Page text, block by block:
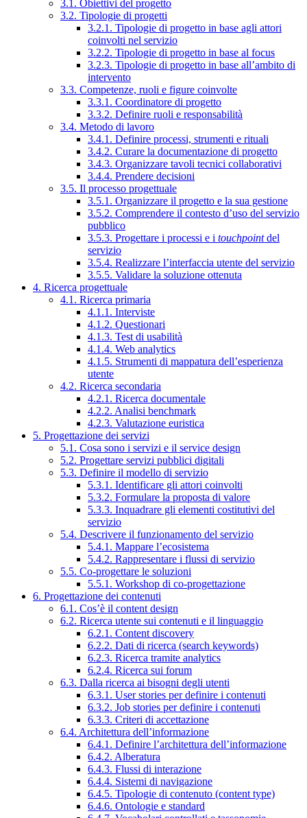
3.1. Obiettivi del progetto
3.2. Tipologie di progetti
3.2.1. Tipologie di progetto in base agli attori
coinvolti nel servizio
3.2.2. Tipologie di progetto in base al focus
3.2.3. Tipologie di progetto in base all’ambito di
intervento
3.3. Competenze, ruoli e figure coinvolte
3.3.1. Coordinatore di progetto
3.3.2. Definire ruoli e responsabilità
3.4. Metodo di lavoro
3.4.1. Definire processi, strumenti e rituali
3.4.2. Curare la documentazione di progetto
3.4.3. Organizzare tavoli tecnici collaborativi
3.4.4. Prendere decisioni
3.5. Il processo progettuale
3.5.1. Organizzare il progetto e la sua gestione
3.5.2. Comprendere il contesto d’uso del servizio
pubblico
3.5.3. Progettare i processi e i touchpointdel
servizio
3.5.4. Realizzare l’interfaccia utente del servizio
3.5.5. Validare la soluzione ottenuta
4. Ricerca progettuale
4.1. Ricerca primaria
4.1.1. Interviste
4.1.2. Questionari
4.1.3. Test di usabilità
4.1.4. Web analytics
4.1.5. Strumenti di mappatura dell’esperienza
utente
4.2. Ricerca secondaria
4.2.1. Ricerca documentale
4.2.2. Analisi benchmark
4.2.3. Valutazione euristica
5. Progettazione dei servizi
5.1. Cosa sono i servizi e il service design
5.2. Progettare servizi pubblici digitali
5.3. Definire il modello di servizio
5.3.1. Identificare gli attori coinvolti
5.3.2. Formulare la proposta di valore
5.3.3. Inquadrare gli elementi costitutivi del
servizio
5.4. Descrivere il funzionamento del servizio
5.4.1. Mappare l’ecosistema
5.4.2. Rappresentare i flussi di servizio
5.5. Co-progettare le soluzioni
5.5.1. Workshop di co-progettazione
6. Progettazione dei contenuti
6.1. Cos’è il content design
6.2. Ricerca utente sui contenuti e il linguaggio
6.2.1. Content discovery
6.2.2. Dati di ricerca (search keywords)
6.2.3. Ricerca tramite analytics
6.2.4. Ricerca sui forum
6.3. Dalla ricerca ai bisogni degli utenti
6.3.1. User stories per definire i contenuti
6.3.2. Job stories per definire i contenuti
6.3.3. Criteri di accettazione
6.4. Architettura dell’informazione
6.4.1. Definire l’architettura dell’informazione
6.4.2. Alberatura
6.4.3. Flussi di interazione
6.4.4. Sistemi di navigazione
6.4.5. Tipologie di contenuto (content type)
6.4.6. Ontologie e standard